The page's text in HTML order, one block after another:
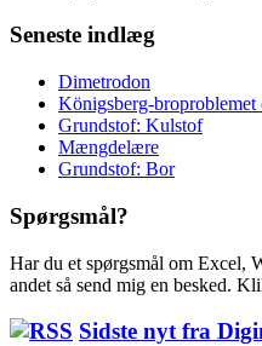
Seneste indlæg
Dimetrodon
Königsberg-broproblemet
Grundstof: Kulstof
Mængdelære
Grundstof: Bor
Spørgsmål?
Har du et spørgsmål om Excel,
andet så send mig en besked.
Sidste nyt fra